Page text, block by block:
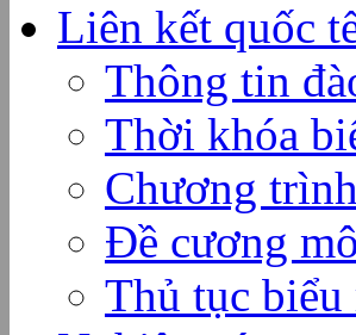
Liên kết quốc
Thông tin
Thời khóa
Chương
Đề cương
Thủ tục biểu